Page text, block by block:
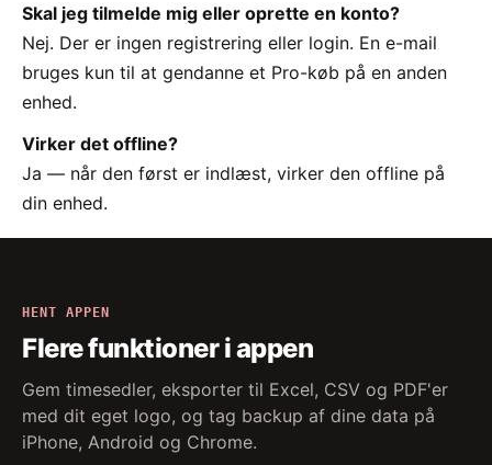
Skal jeg tilmelde mig eller oprette en konto?
Nej. Der er ingen registrering eller login. En e-mail
bruges kun til at gendanne et Pro-køb på en anden
enhed.
Virker det offline?
Ja — når den først er indlæst, virker den offline på
din enhed.
HENT APPEN
Flere funktioner i appen
Gem timesedler, eksporter til Excel, CSV og PDF'er
med dit eget logo, og tag backup af dine data på
iPhone, Android og Chrome.